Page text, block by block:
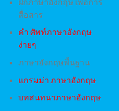
สื่อสาร
คํา ศัพท์ภาษาอังกฤษ
ง่ายๆ
ภาษาอังกฤษพื้นฐาน
แกรมม่า ภาษาอังกฤษ
บทสนทนาภาษาอังกฤษ